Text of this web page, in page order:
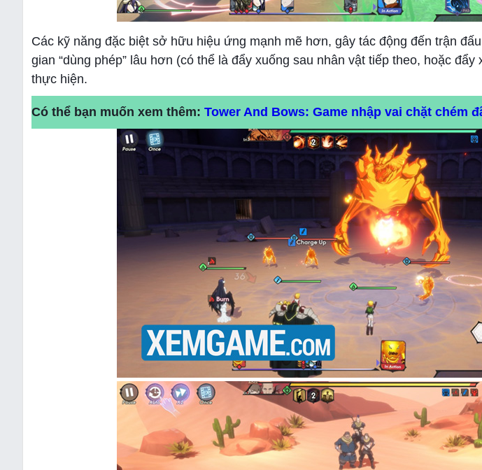
Các kỹ năng đặc biệt sở hữu hiệu ứng mạnh mẽ hơn, gây tác động đến trận
gian “dùng phép” lâu hơn (có thể là đẩy xuống sau nhân vật tiếp theo, hoặc
thực hiện.
Có thể bạn muốn xem thêm: Tower And Bows: Game nhập vai chặt chém